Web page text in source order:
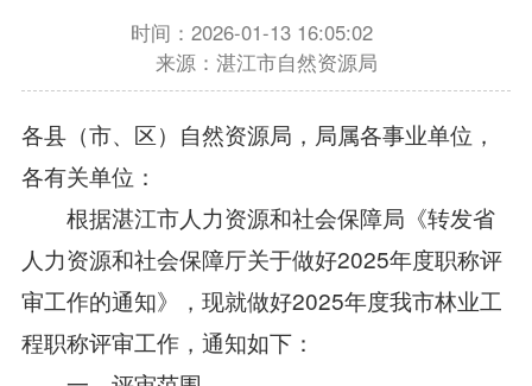
时间：2026-01-13 16:05:02
来源：湛江市自然资源局
各县（市、区）自然资源局，局属各事业单位，
各有关单位：
根据湛江市人力资源和社会保障局《转发省
人力资源和社会保障厅关于做好2025年度职称评
审工作的通知》，现就做好2025年度我市林业工
程职称评审工作，通知如下：